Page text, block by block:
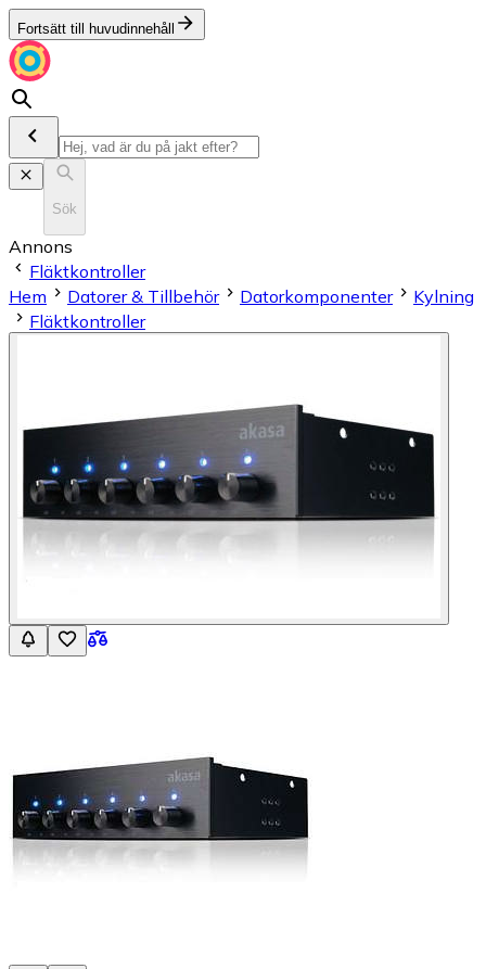
Fortsätt till huvudinnehåll
Sök
Annons
Fläktkontroller
Hem
Datorer & Tillbehör Datorkomponenter
Kylning
Fläktkontroller